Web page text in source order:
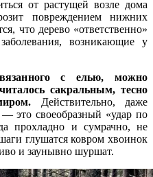
от растущей возле дома
повреждением нижних
что дерево «ответственно»
возникающие у
с елью, можно
сакральным, тесно
Действительно, даже
это своеобразный «удар по
прохладно и сумрачно, не
глушатся ковром хвоинок
и заунывно шуршат.